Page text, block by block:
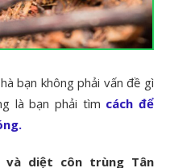
bạn không phải vấn đề gì
là bạn phải tìm cách để
diệt côn trùng Tân